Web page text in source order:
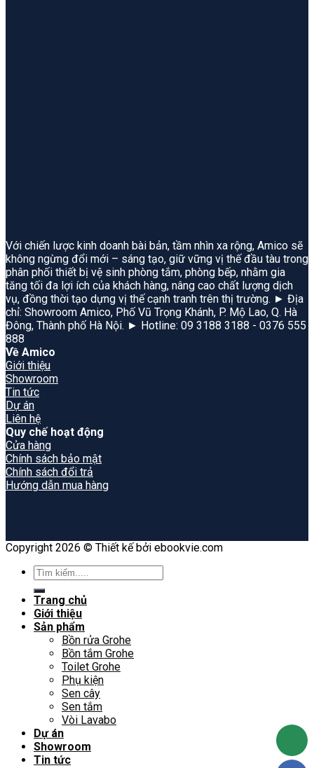
Với chiến lược kinh doanh bài bản, tầm nhìn xa rộng, Amico sẽ
không ngừng đổi mới – sáng tạo, giữ vững vị thế đầu tàu trong
phân phối thiết bị vệ sinh phòng tắm, phòng bếp, nhằm gia
tăng tối đa lợi ích của khách hàng, nâng cao chất lượng dịch
vụ, đồng thời tạo dựng vị thế cạnh tranh trên thị trường. ► Địa
chỉ: Showroom Amico, Phố Vũ Trọng Khánh, P. Mộ Lao, Q. Hà
Đông, Thành phố Hà Nội. ► Hotline: 09 3188 3188 - 0376 555
888
Về Amico
Giới thiệu
Showroom
Tin tức
Dự án
Liên hệ
Quy chế hoạt động
Cửa hàng
Chính sách bảo mật
Chính sách đổi trả
Hướng dẫn mua hàng
Copyright 2026 © Thiết kế bởi ebookvie.com
Search
for:
Trang chủ
Giới thiệu
Sản phẩm
Bồn rửa Grohe
Bồn tắm Grohe
Toilet Grohe
Phụ kiện
Sen cây
Sen tắm
Vòi Lavabo
Dự án
Showroom
Tin tức